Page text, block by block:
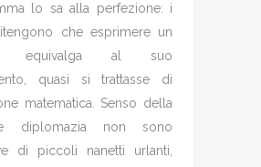
lo sa alla perfezione: i
che esprimere un
equivalga al suo
quasi si trattasse di
matematica. Senso della
diplomazia non sono
di piccoli nanetti urlanti,